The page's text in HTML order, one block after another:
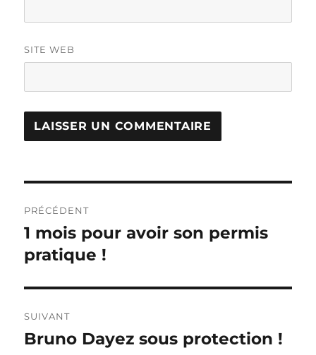
SITE WEB
de
l’article
PRÉCÉDENT
Publication
précédente :
1 mois pour avoir son permis
pratique !
SUIVANT
Publication
Bruno Dayez sous protection !